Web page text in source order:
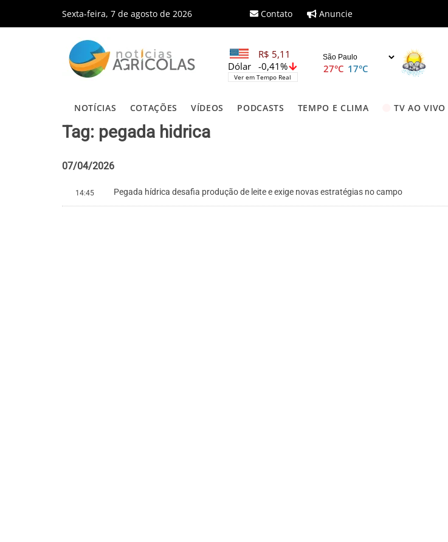
Sexta-feira, 7 de agosto de 2026 Contato Anuncie
R$ 5,11
-0,41%
Dólar
Ver em Tempo Real
27°C 17°C
NOTÍCIAS COTAÇÕES VÍDEOS PODCASTS TEMPO E CLIMA TV AO VIVO
Tag: pegada hidrica
07/04/2026
14:45 Pegada hídrica desafia produção de leite e exige novas estratégias no campo